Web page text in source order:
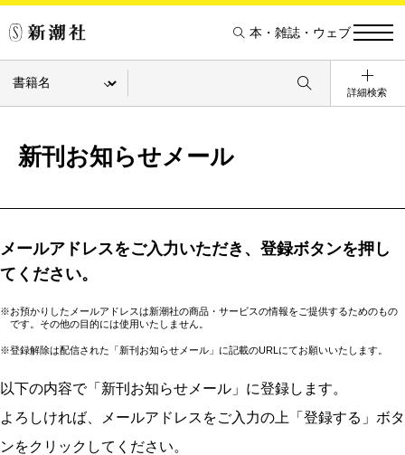
本・雑誌・ウェブ
詳細検索
新刊お知らせメール
メールアドレスをご入力いただき、登録ボタンを押し
てください。
※お預かりしたメールアドレスは新潮社の商品・サービスの情報をご提供するためのもの
です。その他の目的には使用いたしません。
※登録解除は配信された「新刊お知らせメール」に記載のURLにてお願いいたします。
以下の内容で「新刊お知らせメール」に登録します。
よろしければ、メールアドレスをご入力の上「登録する」ボタ
ンをクリックしてください。